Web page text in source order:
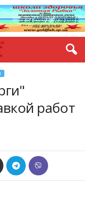
работ